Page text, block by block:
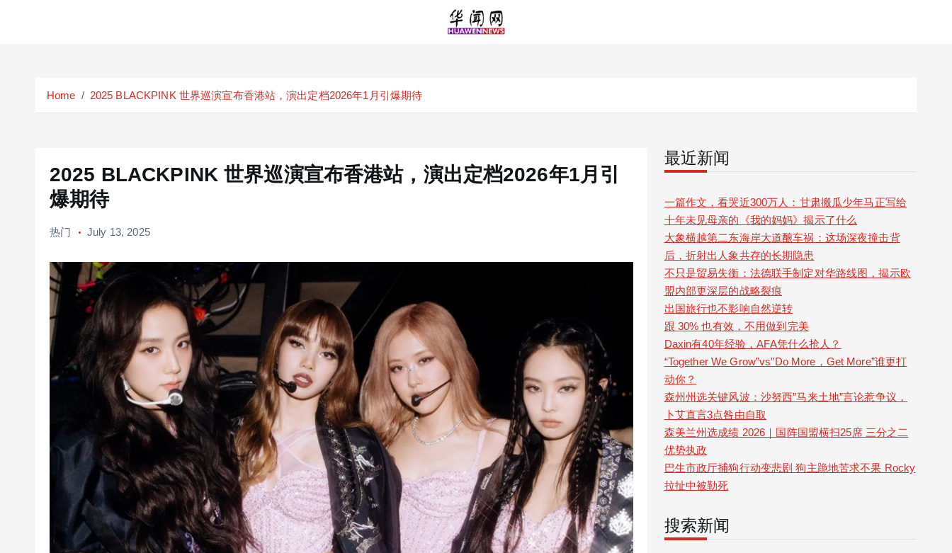
Home 2025 BLACKPINK 世界巡演宣布香港站，演出定档2026年1月引爆期待
2025 BLACKPINK 世界巡演宣布香港站，演出定档2026年1月引
爆期待
热门 July 13, 2025
最近新闻
一篇作文，看哭近300万人：甘肃搬瓜少年马正写给
十年未见母亲的《我的妈妈》揭示了什么
大象横越第二东海岸大道酿车祸：这场深夜撞击背
后，折射出人象共存的长期隐患
不只是贸易失衡：法德联手制定对华路线图，揭示欧
盟内部更深层的战略裂痕
出国旅行也不影响自然逆转
跟 30% 也有效，不用做到完美
Daxin有40年经验，AFA凭什么抢人？
“Together We Grow”vs”Do More，Get More”谁更打
动你？
森州州选关键风波：沙努西”马来土地”言论惹争议，
卜艾直言3点咎由自取
森美兰州选成绩 2026｜国阵国盟横扫25席 三分之二
优势执政
巴生市政厅捕狗行动变悲剧 狗主跪地苦求不果 Rocky
拉扯中被勒死
搜索新闻